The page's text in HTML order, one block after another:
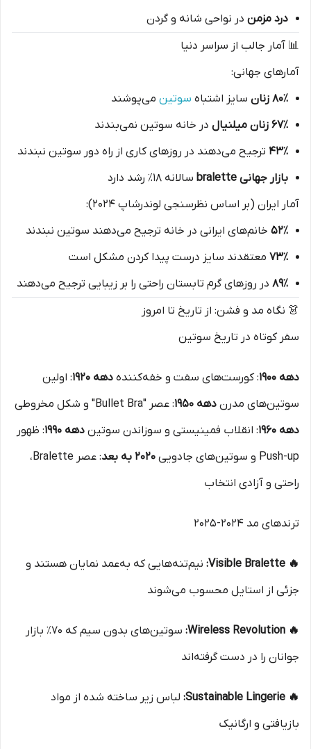
درد مزمن در نواحی شانه و گردن
📊 آمار جالب از سراسر دنیا
آمارهای جهانی:
۸۰٪ زنان
سایز اشتباه سوتین می‌پوشند
۶۷٪ زنان میلنیال
در خانه سوتین نمی‌بندند
۴۳٪ ترجیح می‌دهند در روزهای کاری از راه دور سوتین نبندند
بازار جهانی bralette
سالانه ۱۸٪ رشد دارد
آمار ایران (بر اساس نظرسنجی لوندرشاپ ۲۰۲۴):
۵۲٪ خانم‌های ایرانی در خانه ترجیح می‌دهند سوتین نبندند
۷۳٪ معتقدند سایز درست پیدا کردن مشکل است
۸۹٪ در روزهای گرم تابستان راحتی را بر زیبایی ترجیح می‌دهند
👗 نگاه مد و فشن: از تاریخ تا امروز
سفر کوتاه در تاریخ سوتین
دهه ۱۹۰۰ : کورست‌های سفت و خفه‌کننده دهه ۱۹۲۰
: اولین
سوتین‌های مدرن دهه ۱۹۵۰
: عصر "Bullet Bra" و شکل مخروطی
دهه ۱۹۶۰
: انقلاب فمینیستی و سوزاندن سوتین دهه ۱۹۹۰
: ظهور
Push-up و سوتین‌های جادویی
۲۰۲۰ به بعد
: عصر Bralette،
راحتی و آزادی انتخاب
ترندهای مد ۲۰۲۴-۲۰۲۵
🔥 Visible Bralette:
نیم‌تنه‌هایی که به‌عمد نمایان هستند و
جزئی از استایل محسوب می‌شوند
🔥 Wireless Revolution:
سوتین‌های بدون سیم که ۷۰٪ بازار
جوانان را در دست گرفته‌اند
🔥 Sustainable Lingerie:
لباس زیر ساخته شده از مواد
بازیافتی و ارگانیک